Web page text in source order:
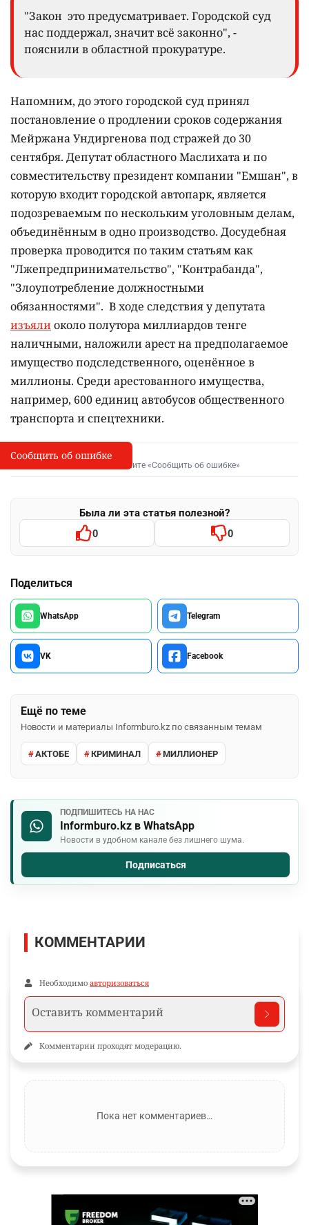
"Закон это предусматривает. Городской суд
нас поддержал, значит всё законно", -
пояснили в областной прокуратуре.
Напомним, до этого городской суд принял
постановление о продлении сроков содержания
Мейржана Ундиргенова под стражей до 30
сентября. Депутат областного Маслихата и по
совместительству президент компании "Емшан", в
которую входит городской автопарк, является
подозреваемым по нескольким уголовным делам,
объединённым в одно производство. Досудебная
проверка проводится по таким статьям как
"Лжепредпринимательство", "Контрабанда",
"Злоупотребление должностными
обязанностями". В ходе следствия у депутата
изъялиоколо полутора миллиардов тенге
наличными, наложили арест на предполагаемое
имущество подследственного, оценённое в
миллионы. Среди арестованного имущества,
например, 600 единиц автобусов общественного
транспорта и спецтехники.
I
Сообщить об опечатке
Выделите фрагмент и нажмите «Сообщить об ошибке»
Была ли эта статья полезной?
0 0
Поделиться
WhatsApp Telegram
VK Facebook
Ещё по теме
Новости и материалы Informburo.kz по связанным темам
АКТОБЕ КРИМИНАЛ МИЛЛИОНЕР
ПОДПИШИТЕСЬ НА НАС
Informburo.kz в WhatsApp
Новости в удобном канале без лишнего шума.
Подписаться
Сообщить об ошибке
КОММЕНТАРИИ
Необходимо авторизоваться
Комментарии проходят модерацию.
Пока нет комментариев…